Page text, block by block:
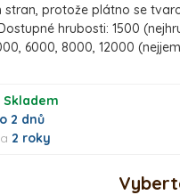
stran, protože plátno se
hrubosti: 1500
6000, 8000, 12000
Skladem
2 dnů
2 roky